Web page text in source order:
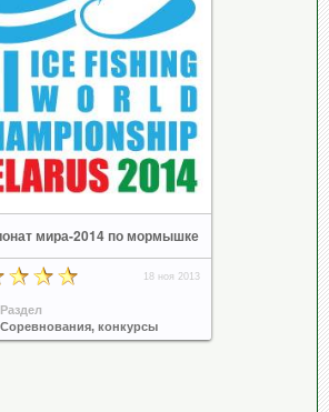
мира-2014 по мормышке
18 ноя 2013
Раздел
Соревнования, конкурсы